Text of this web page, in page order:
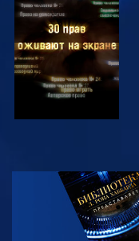
СМОТРЕТЬ
СМОТРЕТЬ